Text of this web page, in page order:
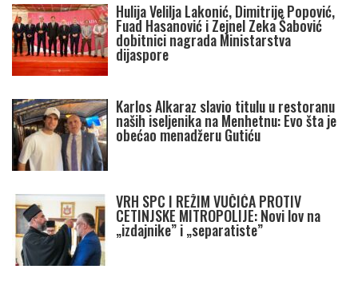
Hulija Velilja Lakonić, Dimitrije Popović,
Fuad Hasanović i Zejnel Zeka Šabović
dobitnici nagrada Ministarstva
dijaspore
Karlos Alkaraz slavio titulu u restoranu
naših iseljenika na Menhetnu: Evo šta je
obećao menadžeru Gutiću
VRH SPC I REŽIM VUČIĆA PROTIV
CETINJSKE MITROPOLIJE: Novi lov na
„izdajnike” i „separatiste”